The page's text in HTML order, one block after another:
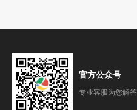
官方公众号
专业客服为您解答